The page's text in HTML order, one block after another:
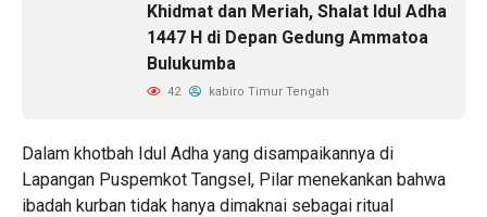
Khidmat dan Meriah, Shalat Idul Adha
1447 H di Depan Gedung Ammatoa
Bulukumba
42 kabiro Timur Tengah
Dalam khotbah Idul Adha yang disampaikannya di
Lapangan Puspemkot Tangsel, Pilar menekankan bahwa
ibadah kurban tidak hanya dimaknai sebagai ritual